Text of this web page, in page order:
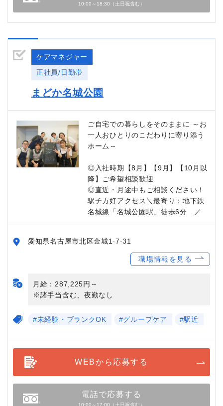
10:00～18:30（土日祝含む）
ケアマネジャー
正社員/日勤帯
まどか名城公園
ご自宅での暮らしをそのままに ～お
一人おひとりのこだわりに寄り添う
ホーム～
◎入社時期【8月】【9月】【10月以
降】ご希望相談歓迎
◎直近・月途中もご相談ください！
駅チカ好アクセス＼最寄り：地下鉄
名城線「名城公園駅」徒歩6分 ／
愛知県名古屋市北区金城1-7-31
職場情報を見る
月給：287,225円～
※諸手当含む、夜勤なし
#未経験・ブランクOK #グループケア #駅近
WEBから応募する
電話で応募する
10:00～17:00（土日祝含む）